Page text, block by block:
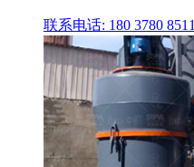
联系电话: 180 3780 8511